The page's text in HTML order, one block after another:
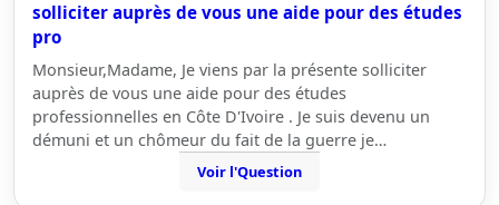
solliciter auprès de vous une aide pour des études
pro
Monsieur,Madame, Je viens par la présente solliciter
auprès de vous une aide pour des études
professionnelles en Côte D'Ivoire . Je suis devenu un
démuni et un chômeur du fait de la guerre je…
Voir l'Question